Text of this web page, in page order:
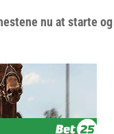
nu at starte og